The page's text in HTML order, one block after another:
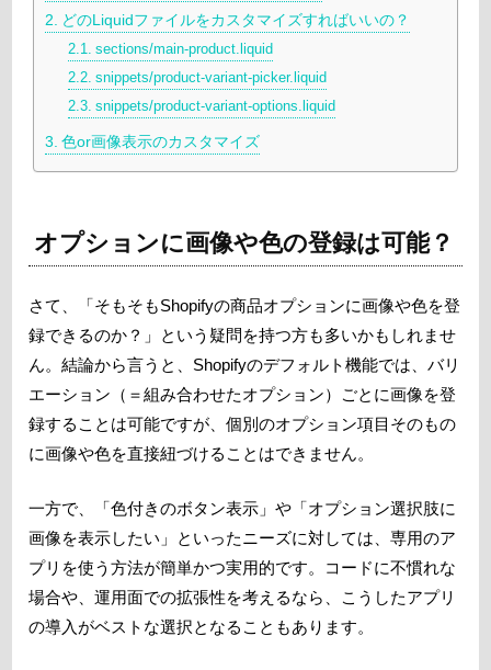
どのLiquidファイルをカスタマイズすればいいの？
sections/main-product.liquid
snippets/product-variant-picker.liquid
snippets/product-variant-options.liquid
色or画像表示のカスタマイズ
オプションに画像や色の登録は可能？
さて、「そもそもShopifyの商品オプションに画像や色を登
録できるのか？」という疑問を持つ方も多いかもしれませ
ん。結論から言うと、Shopifyのデフォルト機能では、バリ
エーション（＝組み合わせたオプション）ごとに画像を登
録することは可能ですが、個別のオプション項目そのもの
に画像や色を直接紐づけることはできません。
一方で、「色付きのボタン表示」や「オプション選択肢に
画像を表示したい」といったニーズに対しては、専用のア
プリを使う方法が簡単かつ実用的です。コードに不慣れな
場合や、運用面での拡張性を考えるなら、こうしたアプリ
の導入がベストな選択となることもあります。